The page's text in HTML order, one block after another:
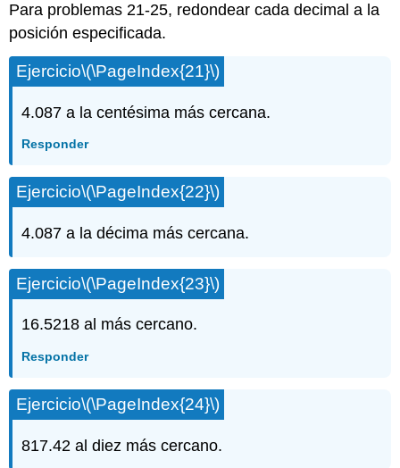
Para problemas 21-25, redondear cada decimal a la
posición especificada.
Ejercicio\(\PageIndex{21}\)
4.087 a la centésima más cercana.
Responder
Ejercicio\(\PageIndex{22}\)
4.087 a la décima más cercana.
Ejercicio\(\PageIndex{23}\)
16.5218 al más cercano.
Responder
Ejercicio\(\PageIndex{24}\)
817.42 al diez más cercano.